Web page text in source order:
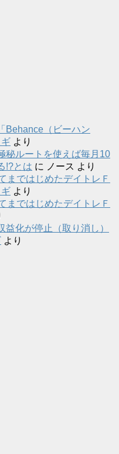
Behance（ビーハン
より
秘ルートを使えば毎月10
!?とは に ノース より
まではじめたデイトレＦ
より
まではじめたデイトレＦ
益化が停止（取り消し）
より